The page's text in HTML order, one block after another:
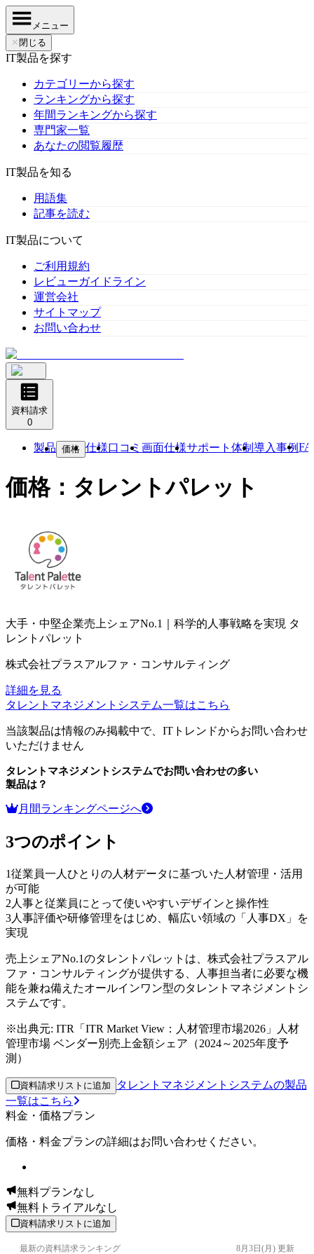
メニュー
✕ 閉じる
IT製品を探す
カテゴリーから探す
ランキングから探す
年間ランキングから探す
専門家一覧
あなたの閲覧履歴
IT製品を知る
用語集
記事を読む
IT製品について
ご利用規約
レビューガイドライン
運営会社
サイトマップ
お問い合わせ
資料請求
0
製品 価格 仕様口コミ 画面仕様サポート体制 導入事例
価格： タレントパレット
大手・中堅企業売上シェアNo.1｜科学的人事戦略を実現 タ
レントパレット
株式会社プラスアルファ・コンサルティング
詳細を見る
タレントマネジメントシステム一覧はこちら
当該製品は情報のみ掲載中で、ITトレンドからお問い合わせ
いただけません
タレントマネジメントシステムでお問い合わせの多い
製品は？
月間ランキングページへ
3つのポイント
1従業員一人ひとりの人材データに基づいた人材管理・活用
が可能
2 人事と従業員にとって使いやすいデザインと操作性
3人事評価や研修管理をはじめ、幅広い領域の「人事DX」を
実現
売上シェアNo.1のタレントパレットは、株式会社プラスアル
ファ・コンサルティングが提供する、人事担当者に必要な機
能を兼ね備えたオールインワン型のタレントマネジメントシ
ステムです。
※出典元: ITR「ITR Market View：人材管理市場2026」人材
管理市場 ベンダー別売上金額シェア（2024～2025年度予
測）
資料請求リストに追加
タレントマネジメントシステムの製品
一覧はこちら
料金・価格プラン
価格・料金プランの詳細はお問い合わせください。
無料プランなし
無料トライアルなし
資料請求リストに追加
最新の資料請求ランキング 8月3日(月) 更新